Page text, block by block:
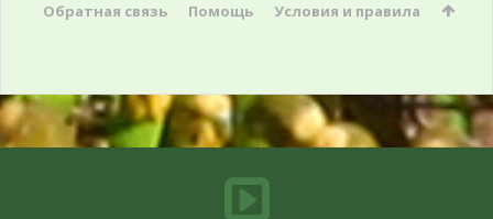
Обратная связь Помощь Условия и правила